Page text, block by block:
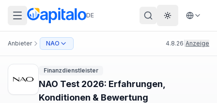
DE Theme
Anbieter NAO 4.8.26 Anzeige
Finanzdienstleister
NAO Test 2026: Erfahrungen,
Konditionen & Bewertung